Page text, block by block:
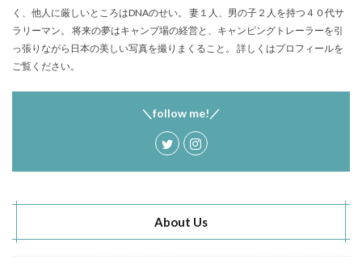
く、他人に厳しいところはDNAのせい。 妻１人、男の子２人を持つ４０代サ
ラリーマン。 将来の夢はキャンプ場の経営と、キャンピングトレーラーを引
っ張りながら日本の美しい写真を撮りまくること。 詳しくはプロフィールを
ご覧ください。
＼follow me!／
About Us